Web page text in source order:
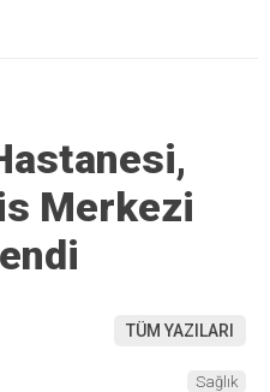
Merkezi
TÜM YAZILARI
Sağlık